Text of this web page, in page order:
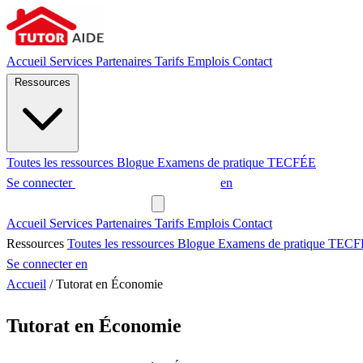
Accueil Services Partenaires Tarifs Emplois Contact
Toutes les ressources Blogue Examens de pratique TECFÉE
Se connecter
en
Accueil Services Partenaires Tarifs Emplois Contact
Ressources Toutes les ressources Blogue Examens de pratique
Se connecteren
Accueil / Tutorat en Économie
Tutorat en Économie